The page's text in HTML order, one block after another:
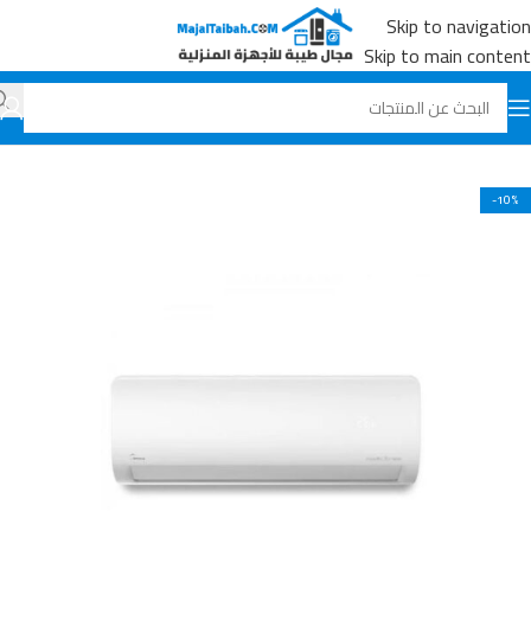
Skip to navigation
Skip to main content
المكيفات
-10%